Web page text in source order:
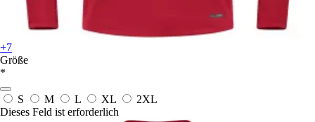
+7
Größe
*
S M L XL
2XL
Dieses Feld ist erforderlich